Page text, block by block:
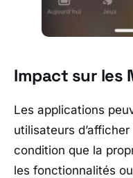
Impact sur les
Les applications
utilisateurs
condition que la
les fonctionnalités